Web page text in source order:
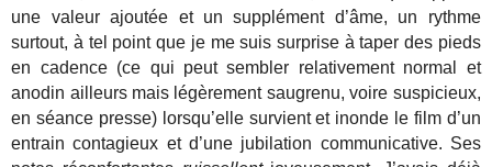
une valeur ajoutée et un supplément d’âme, un rythme
surtout, à tel point que je me suis surprise à taper des pieds
en cadence (ce qui peut sembler relativement normal et
anodin ailleurs mais légèrement saugrenu, voire suspicieux,
en séance presse) lorsqu’elle survient et inonde le film d’un
entrain contagieux et d’une jubilation communicative. Ses